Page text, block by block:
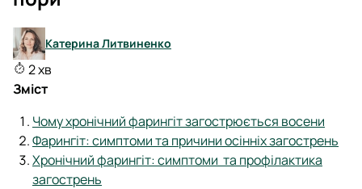
Катерина Литвиненко
2 хв
Зміст
Чому хронічний фарингіт загострюється восени
Фарингіт: симптоми та причини осінніх загострень
Хронічний фарингіт: симптоми та профілактика
загострень